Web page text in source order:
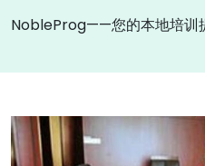
NobleProg——您的本地培训